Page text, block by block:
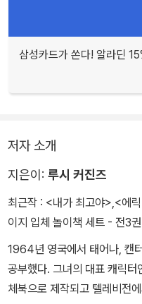
삼성카드가 쏜다! 알라딘
저자 소개
지은이: 루시 커진즈
최근작 : <내가 최고야>,<에
이지 입체 놀이책 세트 - 전3
1964년 영국에서 태어나, 캔
공부했다. 그녀의 대표 캐릭터
체북으로 제작되고 텔레비전